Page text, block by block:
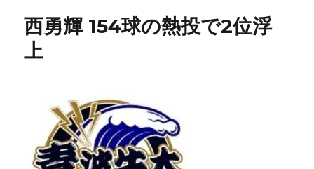
西勇輝 154球の熱投で2位浮
上